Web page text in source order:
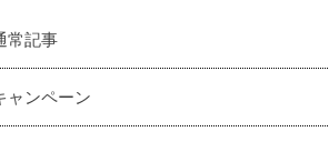
常記事
ャンペーン